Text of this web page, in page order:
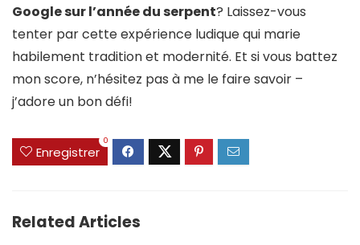
Google sur l’année du serpent? Laissez-vous
tenter par cette expérience ludique qui marie
habilement tradition et modernité. Et si vous battez
mon score, n’hésitez pas à me le faire savoir –
j’adore un bon défi!
Enregistrer
0
Related Articles